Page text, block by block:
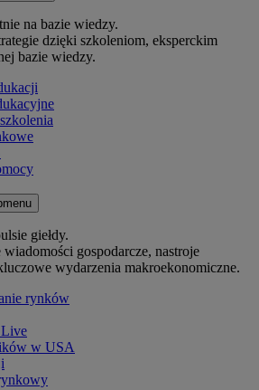
na bazie wiedzy.
dzięki szkoleniom, eksperckim
bazie wiedzy.
giełdy.
wiadomości gospodarcze, nastroje
wydarzenia makroekonomiczne.
rynków
w USA